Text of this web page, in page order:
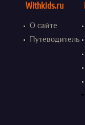
Withkids.ru
О сайте
Путеводитель